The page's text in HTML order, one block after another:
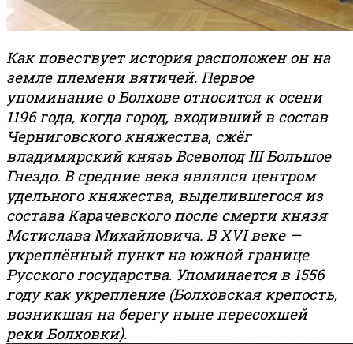
Как повествует история расположен он на
земле племени вятичей. Первое
упоминание о Болхове относится к осени
1196 года, когда город, входивший в состав
Черниговского княжества, сжёг
владимирский князь Всеволод III Большое
Гнездо. В средние века являлся центром
удельного княжества, выделившегося из
состава Карачевского после смерти князя
Мстислава Михайловича. В XVI веке —
укреплённый пункт на южной границе
Русского государства. Упоминается в 1556
году как укрепление (Болховская крепость,
возникшая на берегу ныне пересохшей
реки Болховки).